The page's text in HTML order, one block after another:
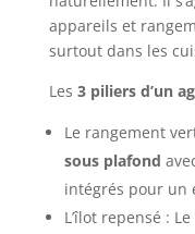
appareils et
surtout dans les
Les 3 piliers d’un
Le rangement
sous plafond
intégrés pour un
L’îlot repensé :